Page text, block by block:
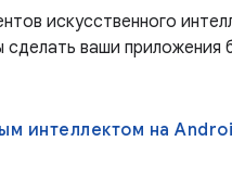
искусственного
ваши приложения
интеллектом на